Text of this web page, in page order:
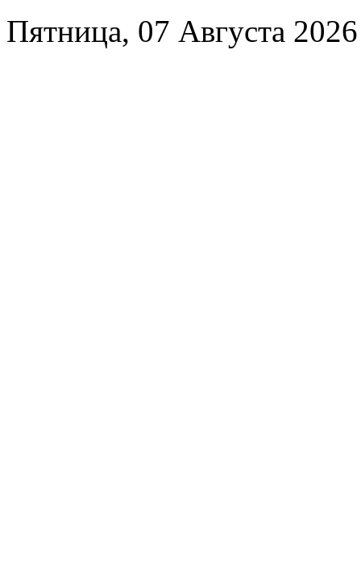
Пятница, 07 Августа 2026